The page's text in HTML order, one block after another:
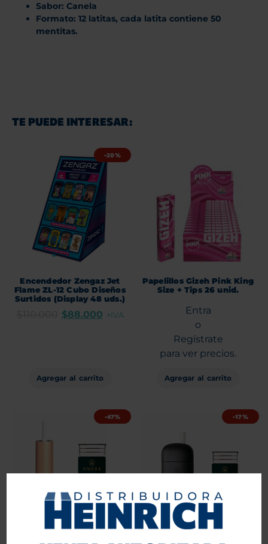
Sabor: Canela
Formato: 12 latitas, cada latita contiene 50
mentitas.
TE PUEDE INTERESAR:
-20%
Encendedor Zengaz Jet
Flame ZL-12 Cubo Diseños
Surtidos (Display 48 uds.)
$88.000 +IVA
Agregar al carrito
Papelillos Gizeh Pink King
Size + Tips 26 unid.
Entra
o
Regístrate
para ver precios.
Agregar al carrito
-47% -17%